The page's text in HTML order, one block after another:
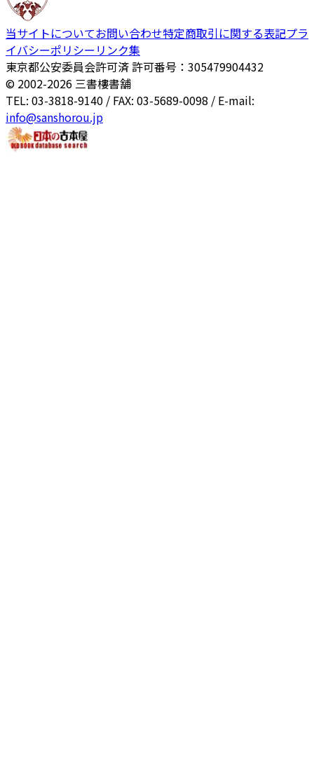
当サイトについてお問い合わせ特定商取引に関する表記プラ
イバシーポリシー リンク集
東京都公安委員会許可済 許可番号：305479904432
© 2002-2026 三書樓書舗
TEL: 03-3818-9140 / FAX: 03-5689-0098 / E-mail:
info@sanshorou.jp